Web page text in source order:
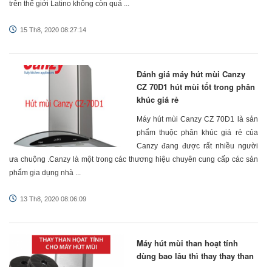
trên thế giới Latino không còn quá ...
15 Th8, 2020 08:27:14
Đánh giá máy hút mùi Canzy
CZ 70D1 hút mùi tốt trong phân
khúc giá rẻ
Máy hút mùi Canzy CZ 70D1 là sản
phẩm thuộc phân khúc giá rẻ của
Canzy đang được rất nhiều người
ưa chuộng .Canzy là một trong các thương hiệu chuyên cung cấp các sản
phẩm gia dụng nhà ...
13 Th8, 2020 08:06:09
Máy hút mùi than hoạt tính
dùng bao lâu thì thay thay than